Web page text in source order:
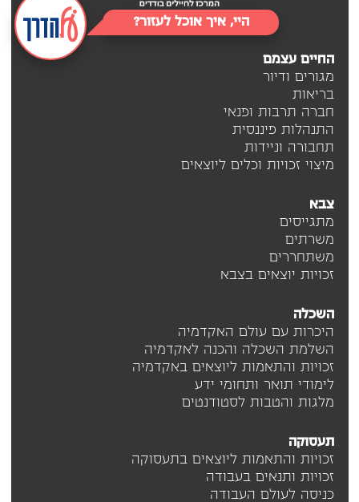
היי, איך אוכל לעזור?
החיים עצמם
מגורים ודיור
בריאות
חברה תרבות ופנאי
התנהלות פיננסית
תחבורה וניידות
מיצוי זכויות וכלים ליוצאים
צבא
מתגייסים
משרתים
משתחררים
זכויות יוצאים בצבא
השכלה
היכרות עם עולם האקדמיה
השלמת השכלה והכנה לאקדמיה
זכויות והתאמות ליוצאים באקדמיה
לימודי תואר ותחומי ידע
מלגות והטבות לסטודנטים
תעסוקה
זכויות והתאמות ליוצאים בתעסוקה
זכויות ותנאים בעבודה
כניסה לעולם העבודה